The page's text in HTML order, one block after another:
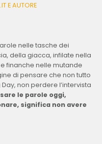
E AUTORE
nelle tasche dei
della giacca, infilate nella
finanche nelle mutande
di pensare che non tutto
non perdere l’intervista
le parole oggi,
significa non avere